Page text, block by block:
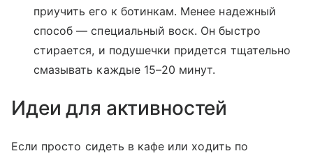
приучить его к ботинкам. Менее надежный
способ — специальный воск. Он быстро
стирается, и подушечки придется тщательно
смазывать каждые 15–20 минут.
Идеи для активностей
Если просто сидеть в кафе или ходить по